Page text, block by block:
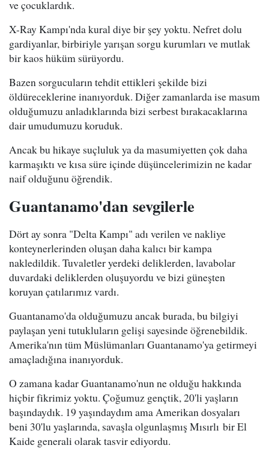
ve çocuklardık.
X-Ray Kampı'nda kural diye bir şey yoktu. Nefret dolu
gardiyanlar, birbiriyle yarışan sorgu kurumları ve mutlak
bir kaos hüküm sürüyordu.
Bazen sorgucuların tehdit ettikleri şekilde bizi
öldüreceklerine inanıyorduk. Diğer zamanlarda ise masum
olduğumuzu anladıklarında bizi serbest bırakacaklarına
dair umudumuzu koruduk.
Ancak bu hikaye suçluluk ya da masumiyetten çok daha
karmaşıktı ve kısa süre içinde düşüncelerimizin ne kadar
naif olduğunu öğrendik.
Guantanamo'dan sevgilerle
Dört ay sonra "Delta Kampı" adı verilen ve nakliye
konteynerlerinden oluşan daha kalıcı bir kampa
nakledildik. Tuvaletler yerdeki deliklerden, lavabolar
duvardaki deliklerden oluşuyordu ve bizi güneşten
koruyan çatılarımız vardı.
Guantanamo'da olduğumuzu ancak burada, bu bilgiyi
paylaşan yeni tutukluların gelişi sayesinde öğrenebildik.
Amerika'nın tüm Müslümanları Guantanamo'ya getirmeyi
amaçladığına inanıyorduk.
O zamana kadar Guantanamo'nun ne olduğu hakkında
hiçbir fikrimiz yoktu. Çoğumuz gençtik, 20'li yaşların
başındaydık. 19 yaşındaydım ama Amerikan dosyaları
beni 30'lu yaşlarında, savaşla olgunlaşmış Mısırlı bir El
Kaide generali olarak tasvir ediyordu.